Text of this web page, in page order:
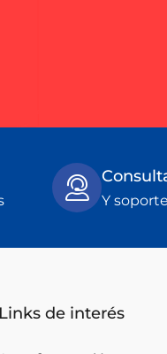
Y
Links de interés